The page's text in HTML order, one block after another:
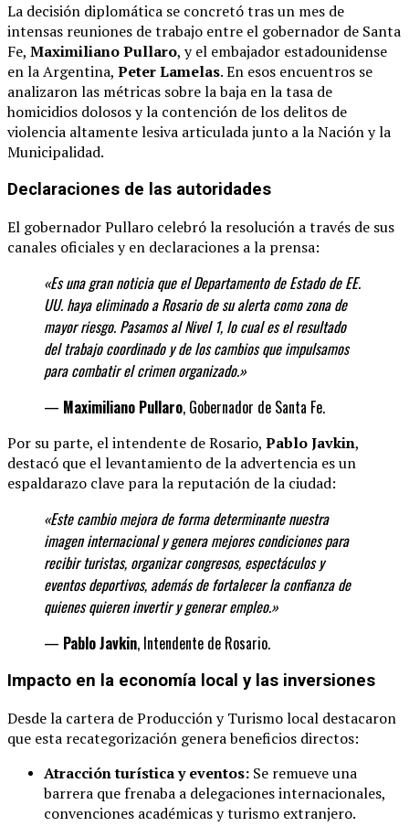
La decisión diplomática se concretó tras un mes de
intensas reuniones de trabajo entre el gobernador de Santa
Fe, Maximiliano Pullaro, y el embajador estadounidense
en la Argentina, Peter Lamelas.En esos encuentros se
analizaron las métricas sobre la baja en la tasa de
homicidios dolosos y la contención de los delitos de
violencia altamente lesiva articulada junto a la Nación y la
Municipalidad.
Declaraciones de las autoridades
El gobernador Pullaro celebró la resolución a través de sus
canales oficiales y en declaraciones a la prensa:
«Es una gran noticia que el Departamento de Estado de EE.
UU. haya eliminado a Rosario de su alerta como zona de
mayor riesgo. Pasamos al Nivel 1, lo cual es el resultado
del trabajo coordinado y de los cambios que impulsamos
para combatir el crimen organizado.»
— Maximiliano Pullaro, Gobernador de Santa Fe.
Por su parte, el intendente de Rosario, Pablo Javkin,
destacó que el levantamiento de la advertencia es un
espaldarazo clave para la reputación de la ciudad:
«Este cambio mejora de forma determinantenuestra
imagen internacional y genera mejores condiciones para
recibir turistas, organizar congresos, espectáculos y
eventos deportivos, además de fortalecer la confianza de
quienes quieren invertir y generarempleo.»
— Pablo Javkin, Intendente de Rosario.
Impacto en la economía local y las inversiones
Desde la cartera de Producción y Turismo local destacaron
que esta recategorización genera beneficios directos:
Atracción turística y eventos: Se remueve una
barrera que frenaba a delegaciones internacionales,
convenciones académicas y turismo extranjero.